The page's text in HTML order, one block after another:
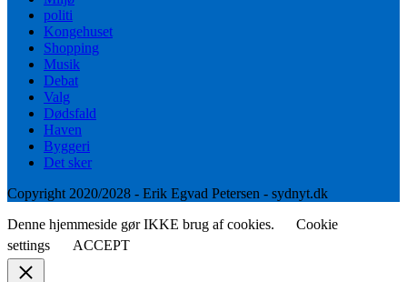
politi
Kongehuset
Shopping
Musik
Debat
Valg
Dødsfald
Haven
Byggeri
Det sker
Copyright 2020/2028 - Erik Egvad Petersen - sydnyt.dk
Denne hjemmeside gør IKKE brug af cookies.
Cookie
settings
ACCEPT